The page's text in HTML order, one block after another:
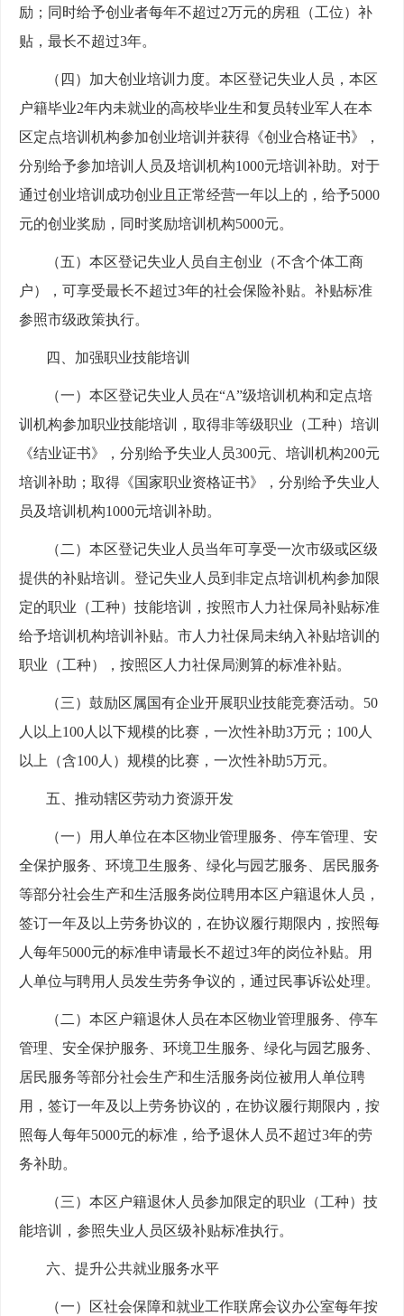
励；同时给予创业者每年不超过2万元的房租（工位）补
贴，最长不超过3年。
（四）加大创业培训力度。本区登记失业人员，本区
户籍毕业2年内未就业的高校毕业生和复员转业军人在本
区定点培训机构参加创业培训并获得《创业合格证书》，
分别给予参加培训人员及培训机构1000元培训补助。对于
通过创业培训成功创业且正常经营一年以上的，给予5000
元的创业奖励，同时奖励培训机构5000元。
（五）本区登记失业人员自主创业（不含个体工商
户），可享受最长不超过3年的社会保险补贴。补贴标准
参照市级政策执行。
四、加强职业技能培训
（一）本区登记失业人员在“A”级培训机构和定点培
训机构参加职业技能培训，取得非等级职业（工种）培训
《结业证书》，分别给予失业人员300元、培训机构200元
培训补助；取得《国家职业资格证书》，分别给予失业人
员及培训机构1000元培训补助。
（二）本区登记失业人员当年可享受一次市级或区级
提供的补贴培训。登记失业人员到非定点培训机构参加限
定的职业（工种）技能培训，按照市人力社保局补贴标准
给予培训机构培训补贴。市人力社保局未纳入补贴培训的
职业（工种），按照区人力社保局测算的标准补贴。
（三）鼓励区属国有企业开展职业技能竞赛活动。50
人以上100人以下规模的比赛，一次性补助3万元；100人
以上（含100人）规模的比赛，一次性补助5万元。
五、推动辖区劳动力资源开发
（一）用人单位在本区物业管理服务、停车管理、安
全保护服务、环境卫生服务、绿化与园艺服务、居民服务
等部分社会生产和生活服务岗位聘用本区户籍退休人员，
签订一年及以上劳务协议的，在协议履行期限内，按照每
人每年5000元的标准申请最长不超过3年的岗位补贴。用
人单位与聘用人员发生劳务争议的，通过民事诉讼处理。
（二）本区户籍退休人员在本区物业管理服务、停车
管理、安全保护服务、环境卫生服务、绿化与园艺服务、
居民服务等部分社会生产和生活服务岗位被用人单位聘
用，签订一年及以上劳务协议的，在协议履行期限内，按
照每人每年5000元的标准，给予退休人员不超过3年的劳
务补助。
（三）本区户籍退休人员参加限定的职业（工种）技
能培训，参照失业人员区级补贴标准执行。
六、提升公共就业服务水平
（一）区社会保障和就业工作联席会议办公室每年按